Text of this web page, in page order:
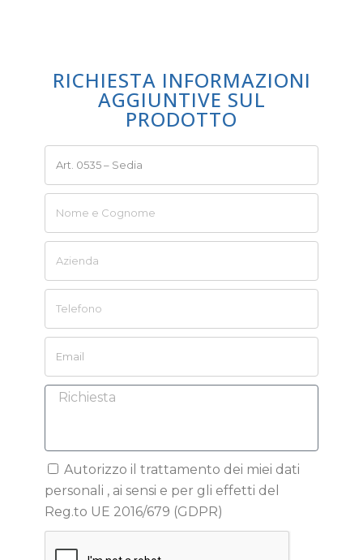
RICHIESTA INFORMAZIONI
AGGIUNTIVE SUL
PRODOTTO
Autorizzo il trattamento dei miei dati
personali , ai sensi e per gli effetti del
Reg.to UE 2016/679 (GDPR)